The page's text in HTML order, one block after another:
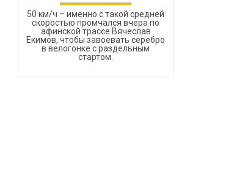
50 км/ч – именно с такой средней
скоростью промчался вчера по
афинской трассе Вячеслав
Екимов, чтобы завоевать серебро
в велогонке с раздельным
стартом.